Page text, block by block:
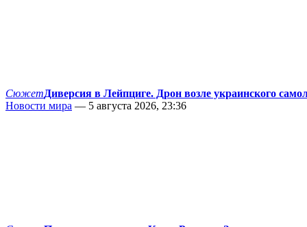
СюжетДиверсия в Лейпциге. Дрон возле украинского
Новости мира — 5 августа 2026, 23:36